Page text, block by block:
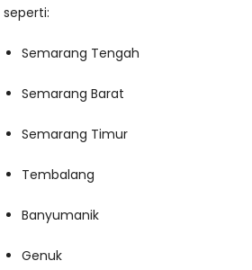
seperti:
Semarang Tengah
Semarang Barat
Semarang Timur
Tembalang
Banyumanik
Genuk